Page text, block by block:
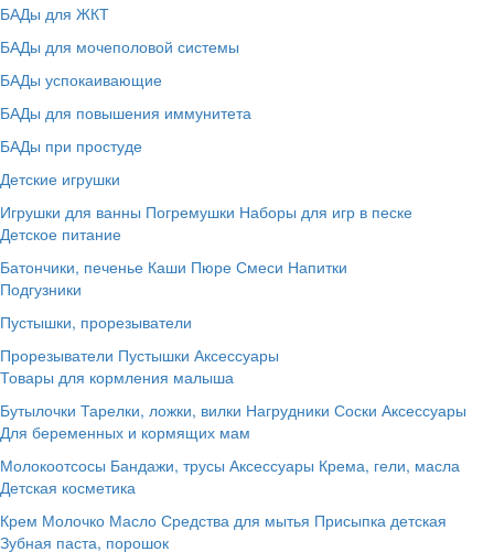
БАДы для ЖКТ
БАДы для мочеполовой системы
БАДы успокаивающие
БАДы для повышения иммунитета
БАДы при простуде
Детские игрушки
Игрушки для ванны Погремушки Наборы для игр в песке
Детское питание
Батончики, печенье Каши Пюре Смеси Напитки
Подгузники
Пустышки, прорезыватели
Прорезыватели Пустышки Аксессуары
Товары для кормления малыша
Бутылочки Тарелки, ложки, вилки Нагрудники Соски Аксессуары
Для беременных и кормящих мам
Молокоотсосы Бандажи, трусы Аксессуары Крема, гели, масла
Детская косметика
Крем Молочко Масло Средства для мытья Присыпка детская
Зубная паста, порошок